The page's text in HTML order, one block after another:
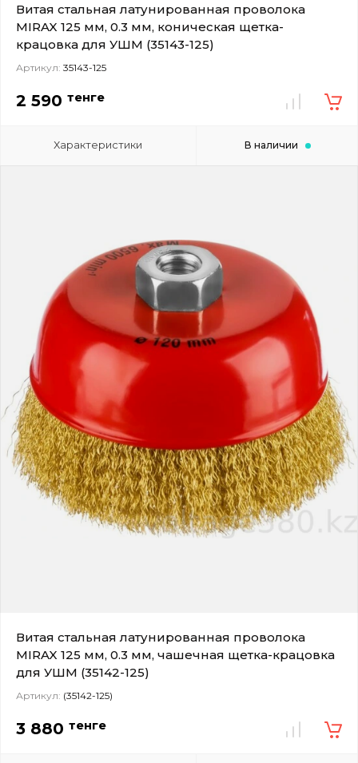
Витая стальная латунированная проволока
MIRAX 125 мм, 0.3 мм, коническая щетка-
крацовка для УШМ (35143-125)
Артикул: 35143-125
2 590 тенге
Характеристики В наличии
Витая стальная латунированная проволока
MIRAX 125 мм, 0.3 мм, чашечная щетка-крацовка
для УШМ (35142-125)
Артикул: (35142-125)
3 880 тенге